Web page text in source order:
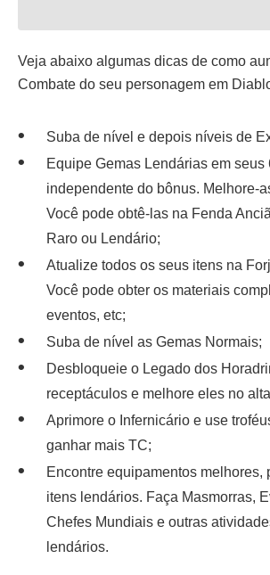
Veja abaixo algumas dicas de como
Combate do seu personagem em
Suba de nível e depois níveis de
Equipe Gemas Lendárias em seus
independente do bônus. Melhore-
Você pode obtê-las na Fenda
Raro ou Lendário;
Atualize todos os seus itens na
Você pode obter os materiais
eventos, etc;
Suba de nível as Gemas Normais;
Desbloqueie o Legado dos
receptáculos e melhore eles no
Aprimore o Infernicário e use
ganhar mais TC;
Encontre equipamentos melhores,
itens lendários. Faça Masmorras,
Chefes Mundiais e outras
lendários.